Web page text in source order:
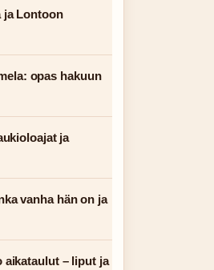
ja Lontoon
opas hakuun
ja
vanha hän on ja
aikataulut – liput ja